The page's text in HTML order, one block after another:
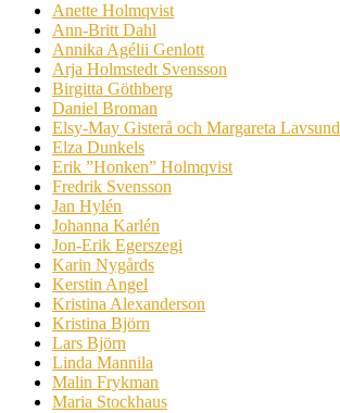
Anette Holmqvist
Ann-Britt Dahl
Annika Agélii Genlott
Arja Holmstedt Svensson
Birgitta Göthberg
Daniel Broman
Elsy-May Gisterå och Margareta Lavsund
Elza Dunkels
Erik ”Honken” Holmqvist
Fredrik Svensson
Jan Hylén
Johanna Karlén
Jon-Erik Egerszegi
Karin Nygårds
Kerstin Angel
Kristina Alexanderson
Kristina Björn
Lars Björn
Linda Mannila
Malin Frykman
Maria Stockhaus